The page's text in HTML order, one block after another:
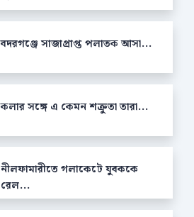
বদরগঞ্জে সাজাপ্রাপ্ত পলাতক আসা...
কলার সঙ্গে এ কেমন শক্রুতা তারা...
নীলফামারীতে গলাকেটে যুবককে
রেল...